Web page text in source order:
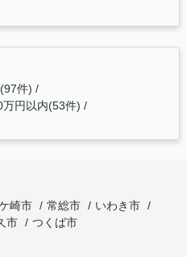
件)
万円以内(53件)
崎市 常総市
いわき市
市
つくば市